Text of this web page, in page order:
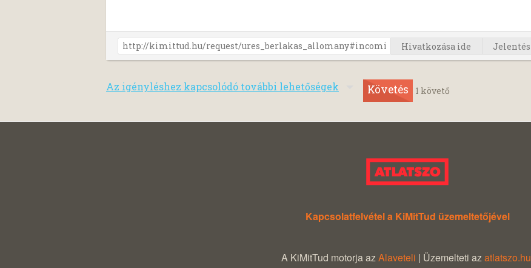
Hivatkozása ide Jelentés
Az igényléshez kapcsolódó további lehetőségek Követés 1 követő
Kapcsolatfelvétel a KiMitTud üzemeltetőjével
A KiMitTud motorja azAlaveteli | Üzemelteti azatlatszo.hu